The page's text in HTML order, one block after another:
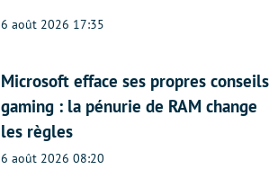
6 août 2026 17:35
Microsoft efface ses propres conseils
gaming : la pénurie de RAM change
les règles
6 août 2026 08:20